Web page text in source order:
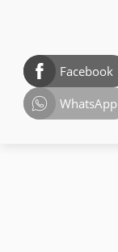
Facebook
WhatsApp